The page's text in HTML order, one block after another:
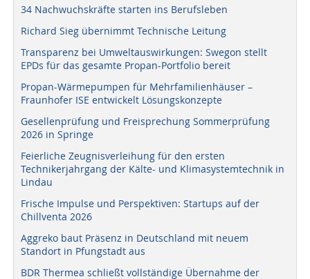
34 Nachwuchskräfte starten ins Berufsleben
Richard Sieg übernimmt Technische Leitung
Transparenz bei Umweltauswirkungen: Swegon stellt
EPDs für das gesamte Propan-Portfolio bereit
Propan-Wärmepumpen für Mehrfamilienhäuser –
Fraunhofer ISE entwickelt Lösungskonzepte
Gesellenprüfung und Freisprechung Sommerprüfung
2026 in Springe
Feierliche Zeugnisverleihung für den ersten
Technikerjahrgang der Kälte- und Klimasystemtechnik in
Lindau
Frische Impulse und Perspektiven: Startups auf der
Chillventa 2026
Aggreko baut Präsenz in Deutschland mit neuem
Standort in Pfungstadt aus
BDR Thermea schließt vollständige Übernahme der